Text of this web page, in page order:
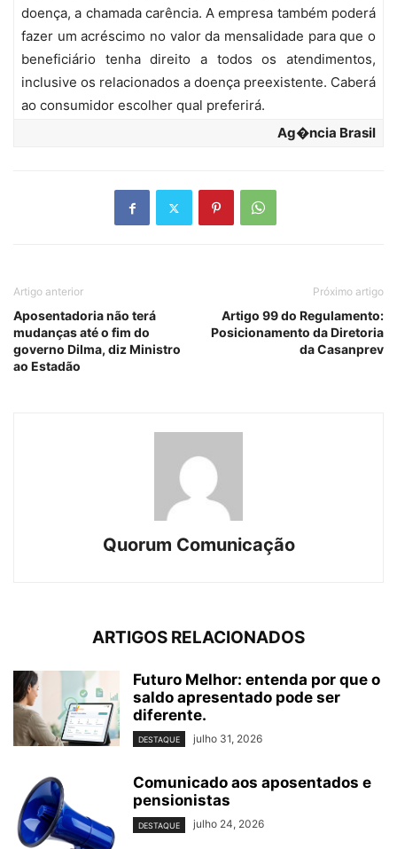
doença, a chamada carência. A empresa também poderá
fazer um acréscimo no valor da mensalidade para que o
beneficiário tenha direito a todos os atendimentos,
inclusive os relacionados a doença preexistente. Caberá
ao consumidor escolher qual preferirá.
Ag�ncia Brasil
Artigo anterior
Aposentadoria não terá
mudanças até o fim do
governo Dilma, diz Ministro
ao Estadão
Próximo artigo
Artigo 99 do Regulamento:
Posicionamento da Diretoria
da Casanprev
Quorum Comunicação
ARTIGOS RELACIONADOS
Futuro Melhor: entenda por que o
saldo apresentado pode ser
diferente.
DESTAQUE julho 31, 2026
Comunicado aos aposentados e
pensionistas
DESTAQUE julho 24, 2026